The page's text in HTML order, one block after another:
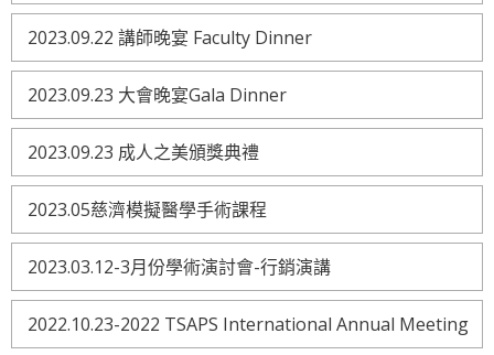
2023.09.22 講師晚宴 Faculty Dinner
2023.09.23 大會晚宴Gala Dinner
2023.09.23 成人之美頒獎典禮
2023.05慈濟模擬醫學手術課程
2023.03.12-3月份學術演討會-行銷演講
2022.10.23-2022 TSAPS International Annual Meeting